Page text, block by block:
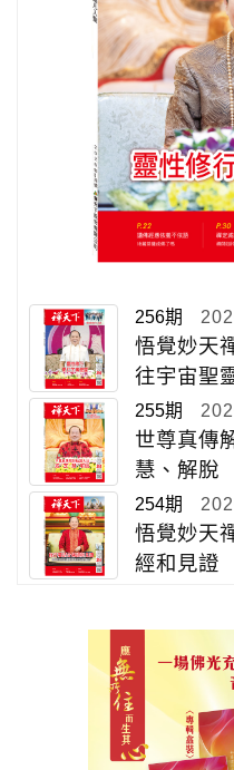
256期
悟覺妙天
往宇宙聖
255期
世尊真傳
慧、解脫
254期
悟覺妙天
經和見證